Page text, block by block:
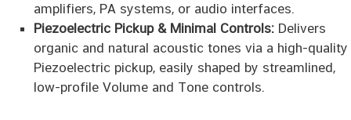
amplifiers, PA systems, or audio interfaces.
Piezoelectric Pickup & Minimal Controls:Delivers
organic and natural acoustic tones via a high-quality
Piezoelectric pickup, easily shaped by streamlined,
low-profile Volume and Tone controls.